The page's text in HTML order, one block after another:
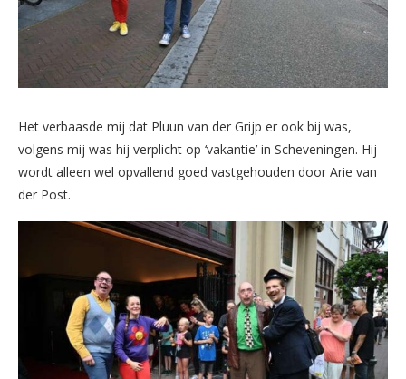
Het verbaasde mij dat Pluun van der Grijp er ook bij was,
volgens mij was hij verplicht op ‘vakantie’ in Scheveningen. Hij
wordt alleen wel opvallend goed vastgehouden door Arie van
der Post.